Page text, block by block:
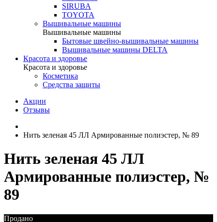
SIRUBA
TOYOTA
Вышивальные машины
Вышивальные машины
Бытовые швейно-вышивальные машины
Вышивальные машины DELTA
Красота и здоровье
Красота и здоровье
Косметика
Средства защиты
Акции
Отзывы
Нить зеленая 45 ЛЛ Армированные полиэстер, № 89
Нить зеленая 45 ЛЛ
Армированные полиэстер, №
89
Продано